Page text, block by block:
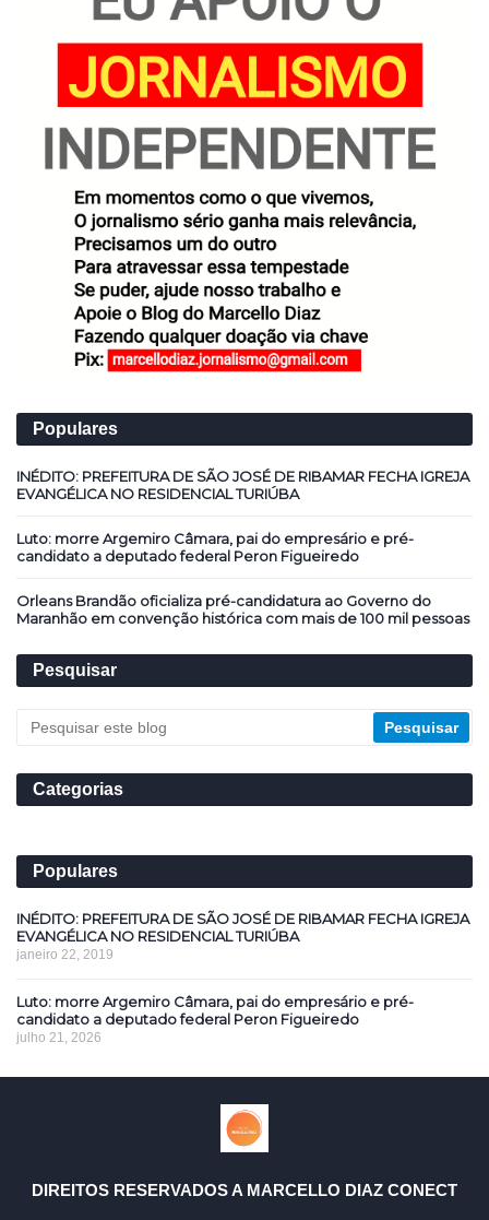
Populares
INÉDITO: PREFEITURA DE SÃO JOSÉ DE RIBAMAR FECHA IGREJA
EVANGÉLICA NO RESIDENCIAL TURIÚBA
Luto: morre Argemiro Câmara, pai do empresário e pré-
candidato a deputado federal Peron Figueiredo
Orleans Brandão oficializa pré-candidatura ao Governo do
Maranhão em convenção histórica com mais de 100 mil pessoas
Pesquisar
Categorias
Populares
INÉDITO: PREFEITURA DE SÃO JOSÉ DE RIBAMAR FECHA IGREJA
EVANGÉLICA NO RESIDENCIAL TURIÚBA
janeiro 22, 2019
Luto: morre Argemiro Câmara, pai do empresário e pré-
candidato a deputado federal Peron Figueiredo
julho 21, 2026
DIREITOS RESERVADOS A MARCELLO DIAZ CONECT